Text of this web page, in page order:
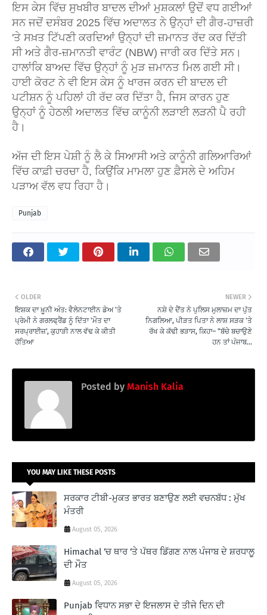
ਇਸ ਕੇਸ ਵਿੱਚ ਸੁਖਬੀਰ ਬਾਦਲ ਦੀਆਂ ਮੁਸ਼ਕਲਾਂ ਉਦੋਂ ਵਧ ਗਈਆਂ
ਸਨ ਜਦੋਂ ਦਸੰਬਰ 2025 ਵਿੱਚ ਅਦਾਲਤ ਨੇ ਉਨ੍ਹਾਂ ਦੀ ਗੈਰ-ਹਾਜ਼ਰੀ
'ਤੇ ਸਖ਼ਤ ਟਿੱਪਣੀ ਕਰਦਿਆਂ ਉਨ੍ਹਾਂ ਦੀ ਜ਼ਮਾਨਤ ਰੱਦ ਕਰ ਦਿੱਤੀ
ਸੀ ਅਤੇ ਗੈਰ-ਜ਼ਮਾਨਤੀ ਵਾਰੰਟ (NBW) ਜਾਰੀ ਕਰ ਦਿੱਤੇ ਸਨ।
ਹਾਲਾਂਕਿ ਬਾਅਦ ਵਿੱਚ ਉਨ੍ਹਾਂ ਨੂੰ ਮੁੜ ਜ਼ਮਾਨਤ ਮਿਲ ਗਈ ਸੀ।
ਹਾਈ ਕੋਰਟ ਨੇ ਵੀ ਇਸ ਕੇਸ ਨੂੰ ਖਾਰਜ ਕਰਨ ਦੀ ਬਾਦਲ ਦੀ
ਪਟੀਸ਼ਨ ਨੂੰ ਪਹਿਲਾਂ ਹੀ ਰੱਦ ਕਰ ਦਿੱਤਾ ਹੈ, ਜਿਸ ਕਾਰਨ ਹੁਣ
ਉਨ੍ਹਾਂ ਨੂੰ ਹੇਠਲੀ ਅਦਾਲਤ ਵਿੱਚ ਕਾਨੂੰਨੀ ਲੜਾਈ ਲੜਨੀ ਪੈ ਰਹੀ
ਹੈ।
ਅੱਜ ਦੀ ਇਸ ਪੇਸ਼ੀ ਨੂੰ ਲੈ ਕੇ ਸਿਆਸੀ ਅਤੇ ਕਾਨੂੰਨੀ ਗਲਿਆਰਿਆਂ
ਵਿੱਚ ਕਾਫ਼ੀ ਚਰਚਾ ਹੈ, ਕਿਉਂਕਿ ਮਾਮਲਾ ਹੁਣ ਫ਼ੈਸਲੇ ਦੇ ਅਹਿਮ
ਪੜਾਅ ਵੱਲ ਵਧ ਰਿਹਾ ਹੈ।
Punjab
NEWER
ਨਸ਼ੇ ਦੇ ਦੈਂਤ ਨੇ ਪੁਲਿਸ ਮੁਲਾਜ਼ਮ ਦਾ ਪੁੱਤ
ਨਿਗਲਿਆ, ਪੀੜਤ ਪਿਤਾ ਨੇ ਲਾਸ਼ ਸੜਕ 'ਤੇ
ਰੱਖ ਕੇ ਕੱਢੀ ਭੜਾਸ, ਕਿਹਾ– "ਬੱਚੇ ਬਚਾਉਣੇ
ਹਨ ਤਾਂ ਪੰਜਾਬ...
OLDER
ਇਸ਼ਕ ਦਾ ਖ਼ੂਨੀ ਅੰਤ: ਵੈਲੇਨਟਾਈਨ ਡੇਅ 'ਤੇ
ਪ੍ਰੇਮੀ ਨੇ ਗਰਲਫ੍ਰੈਂਡ ਨੂੰ ਦਿੱਤਾ 'ਮੌਤ ਦਾ
ਸਰਪ੍ਰਾਈਜ਼', ਕੁਹਾੜੀ ਨਾਲ ਵੱਢ ਕੇ ਕੀਤੀ
ਹੱਤਿਆ
Posted by Manish Kalia
YOU MAY LIKE THESE POSTS
ਸਰਕਾਰ ਟੀਬੀ-ਮੁਕਤ ਭਾਰਤ ਬਣਾਉਣ ਲਈ ਵਚਨਬੱਧ : ਮੁੱਖ
ਮੰਤਰੀ
August 05, 2026
Himachal ‘ਚ ਥਾਰ ‘ਤੇ ਪੱਥਰ ਡਿੱਗਣ ਨਾਲ ਪੰਜਾਬ ਦੇ ਸ਼ਰਧਾਲੂ
ਦੀ ਮੌਤ
August 05, 2026
Punjab ਵਿਧਾਨ ਸਭਾ ਦੇ ਇਜਲਾਸ ਦੇ ਤੀਜੇ ਦਿਨ ਦੀ